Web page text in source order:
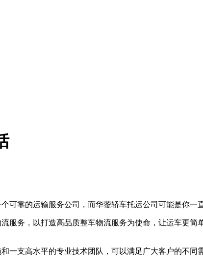
可靠的运输服务公司，而华蓥轿车托运公司可能是你一
服务，以打造高品质整车物流服务为使命，让运车更
一支高水平的专业技术团队，可以满足广大客户的不